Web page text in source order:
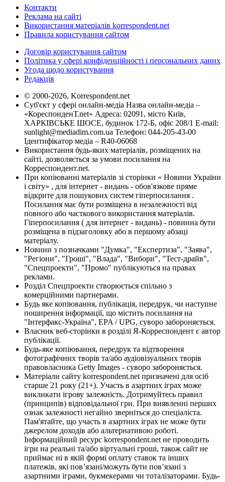
Контакти
Реклама на сайті
Використання матеріалів korrespondent.net
Правила користування сайтом
Договір користування сайтом
Політика у сфері конфіденційності і персональних даних
Угода щодо користування
Редакція
© 2000-2026, Korrespondent.net
Суб'єкт у сфері онлайн-медіа Назва онлайн-медіа –
«КореспонденТ.net» Адреса: 02091, місто Київ,
ХАРКІВСЬКЕ ШОСЕ, будинок 172-Б, офіс 208/1 E-mail:
sunlight@mediadim.com.ua Телефон: 044-205-43-00
Ідентифікатор медіа – R40-06068
Використання будь-яких матеріалів, розміщених на
сайті, дозволяється за умови посилання на
Корреспондент.net.
При копіюванні матеріалів зі сторінки « Новини України
і світу» , для інтернет - видань - обов'язкове пряме
відкрите для пошукових систем гіперпосилання .
Посилання має бути розміщена в незалежності від
повного або часткового використання матеріалів.
Гіперпосилання ( для інтернет - видань) - повинна бути
розміщена в підзаголовку або в першому абзаці
матеріалу.
Новини з позначками "Думка", "Експертиза", "Заява",
"Регіони", "Гроші", "Влада", "Вибори", "Тест-драйв",
"Спецпроекти", "Промо" публікуються на правах
реклами.
Розділ Спецпроекти створюється спільно з
комерційними партнерами.
Будь яке копіювання, публікація, передрук, чи наступне
поширення інформації, що містить посилання на
"Інтерфакс-Україна", EPA / UPG, суворо забороняється.
Власник веб-сторінки в розділі Я-Корреспондент є автор
публікації.
Будь-яке копіювання, передрук та відтворення
фотографічних творів та/або аудіовізуальних творів
правовласника Getty Images - суворо забороняється.
Матеріали сайту korrespondent.net призначені для осіб
старше 21 року (21+). Участь в азартних іграх може
викликати ігрову залежність. Дотримуйтесь правил
(принципів) відповідальної гри. При виявленні перших
ознак залежності негайно зверніться до спеціаліста.
Пам'ятайте, що участь в азартних іграх не може бути
джерелом доходів або альтернативою роботі.
Інформаційний ресурс korrespondent.net не проводить
ігри на реальні та/або віртуальні гроші, також сайт не
приймає ні в якій формі оплату ставок та інших
платежів, які пов’язані/можуть бути пов’язані з
азартними іграми, букмекерами чи тоталізаторами. Будь-